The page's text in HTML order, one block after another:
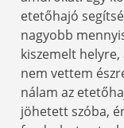
etetőhajó
nagyobb
kiszemelt
nem vettem
nálam az
jöhetett szóba,